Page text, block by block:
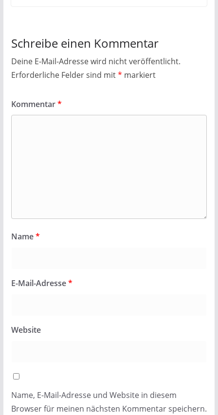
Schreibe einen Kommentar
Deine E-Mail-Adresse wird nicht veröffentlicht.
Erforderliche Felder sind mit* markiert
Kommentar*
Name*
E-Mail-Adresse*
Website
Name, E-Mail-Adresse und Website in diesem
Browser für meinen nächsten Kommentar speichern.